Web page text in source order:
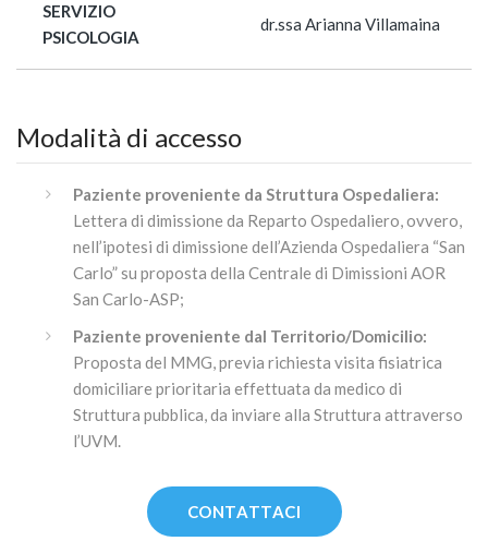
SERVIZIO
PSICOLOGIA
dr.ssa Arianna Villamaina
Modalità di accesso
Paziente proveniente da Struttura Ospedaliera:
Lettera di dimissione da Reparto Ospedaliero, ovvero,
nell’ipotesi di dimissione dell’Azienda Ospedaliera “San
Carlo” su proposta della Centrale di Dimissioni AOR
San Carlo-ASP;
Paziente proveniente dal Territorio/Domicilio:
Proposta del MMG, previa richiesta visita fisiatrica
domiciliare prioritaria effettuata da medico di
Struttura pubblica, da inviare alla Struttura attraverso
l’UVM.
CONTATTACI